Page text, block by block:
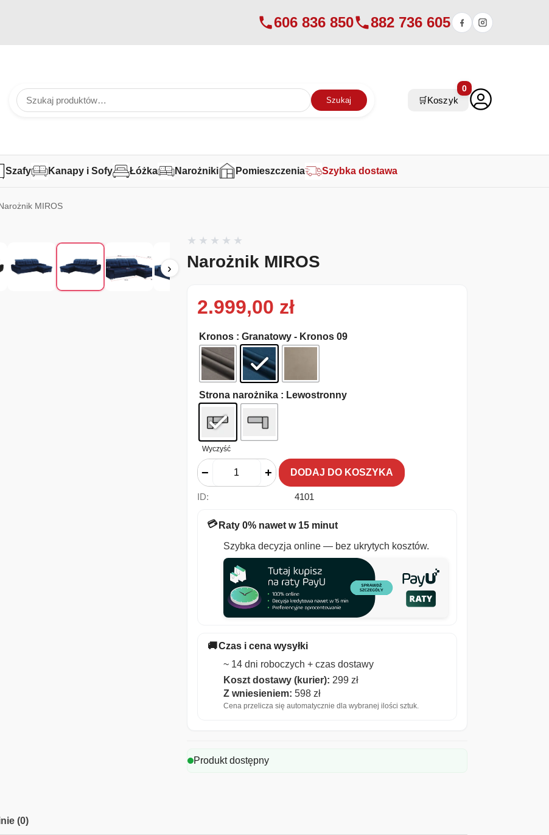
606 836 850 882 736 605
Szukaj 🛒Koszyk
0
Szafy Kanapy i Sofy Łóżka Narożniki Pomieszczenia Szybka dostawa
MIROS
› Narożnik MIROS
2.999,00 zł
Kronos : Granatowy - Kronos 09
Strona narożnika : Lewostronny
Wyczyść
− + DODAJ DO KOSZYKA
ID: 4101
💳 Raty 0% nawet w 15 minut
Szybka decyzja online — bez ukrytych kosztów.
🚚Czas i cena wysyłki
~ 14 dni roboczych + czas dostawy
Koszt dostawy (kurier): 299 zł
Z wniesieniem: 598 zł
Cena przelicza się automatycznie dla wybranej ilości sztuk.
Produkt dostępny
(0)